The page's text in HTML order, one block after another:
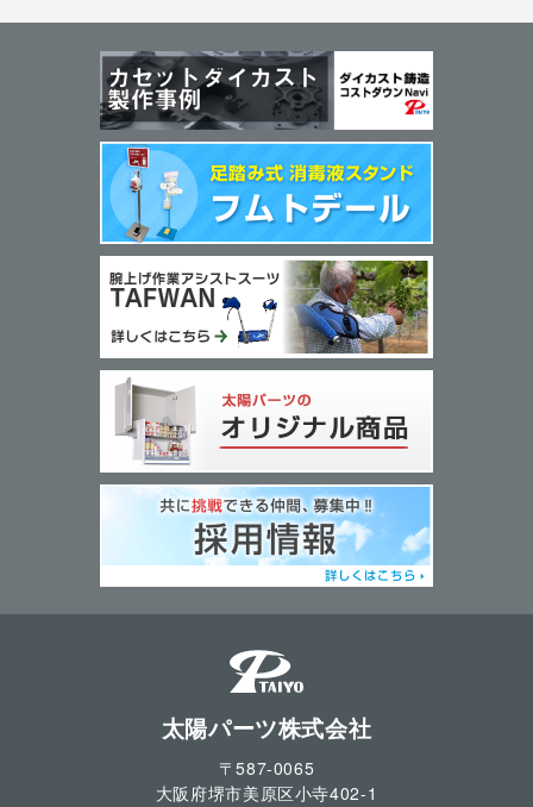
太陽パーツ株式会社
〒587-0065
大阪府堺市美原区小寺402-1